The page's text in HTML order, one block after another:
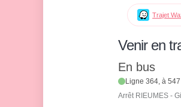
Trajet
Venir en
En bus
Ligne 364, à
Arrêt RIEUMES -